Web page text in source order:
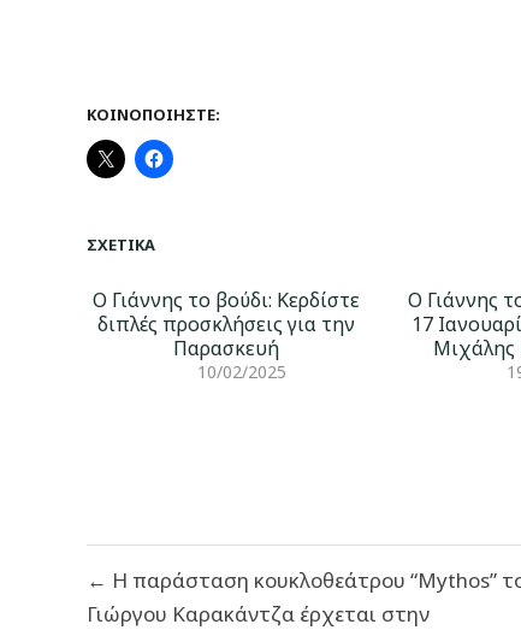
ΚΟΙΝΟΠΟΙΉΣΤΕ:
ΣΧΕΤΙΚΆ
Ο Γιάννης το βούδι: Κερδίστε
διπλές προσκλήσεις για την
Παρασκευή
10/02/2025
Ο Γιάννης
17
Μιχάλης
άρθρων
← Η παράσταση κουκλοθεάτρου “Mythos”
Γιώργου Καρακάντζα έρχεται στην